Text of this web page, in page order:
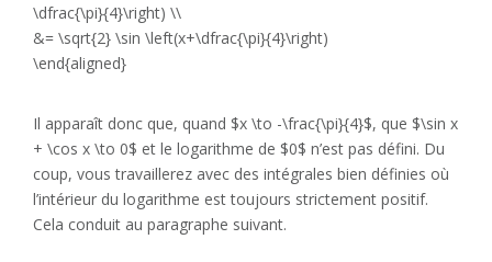
\dfrac{\pi}{4}\right) \\
&= \sqrt{2} \sin \left(x+\dfrac{\pi}{4}\right)
\end{aligned}
Il apparaît donc que, quand $x \to -\frac{\pi}{4}$, que $\sin x
+ \cos x \to 0$ et le logarithme de $0$ n’est pas défini. Du
coup, vous travaillerez avec des intégrales bien définies où
l’intérieur du logarithme est toujours strictement positif.
Cela conduit au paragraphe suivant.